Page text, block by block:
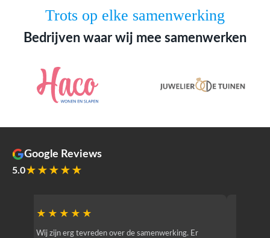
Trots op elke samenwerking
Bedrijven waar wij mee samenwerken
Google Reviews
5.0★★★★★
★★★★★
Wij zijn erg tevreden over de samenwerking. Er